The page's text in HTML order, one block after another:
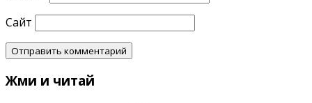
Сайт
Жми и читай